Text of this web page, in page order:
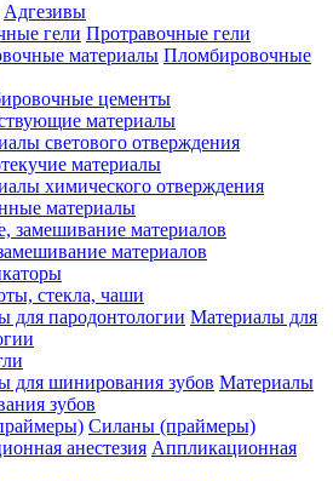
Адгезивы
Протравочные гели
Пломбировочные
цементы
материалы
светового отверждения
материалы
химического отверждения
материалы
материалов
стекла, чаши
Материалы для
Материалы
зубов
Силаны (праймеры)
Аппликационная